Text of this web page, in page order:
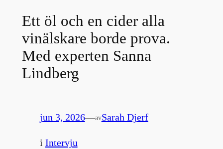
Ett öl och en cider alla
vinälskare borde prova.
Med experten Sanna
Lindberg
jun 3, 2026—avSarah Djerf
i Intervju